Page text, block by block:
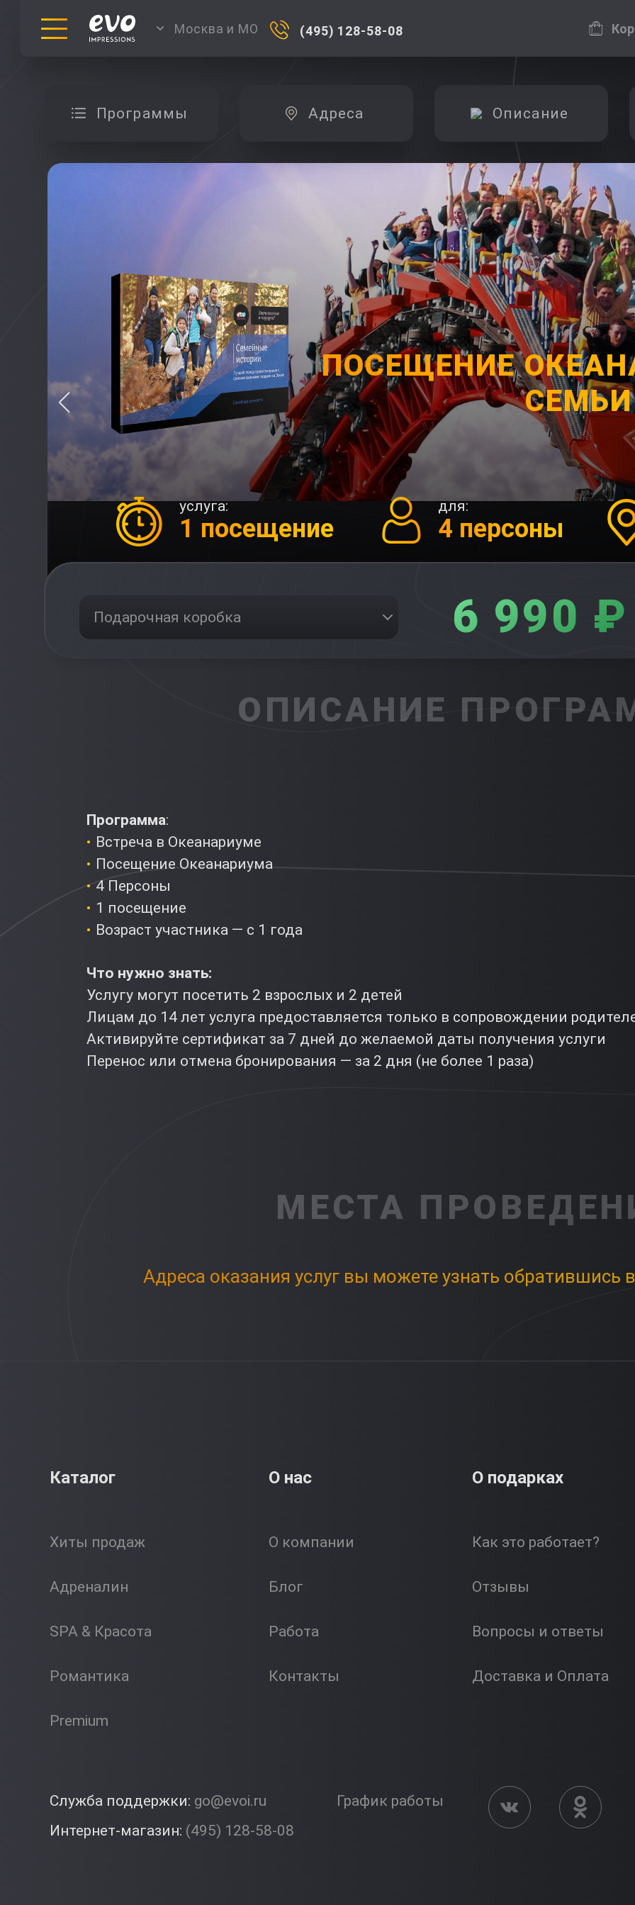
Москва и МО (495) 128-58-08
Программы Адреса Описание
ПОСЕЩЕНИЕ
СЕМЬИ
услуга:
1 посещение
для:
4 персоны
Подарочная коробка 6 990 ₽
ОПИСАНИЕ
Программа:
Встреча в Океанариуме
Посещение Океанариума
4 Персоны
1 посещение
Возраст участника — с 1 года
Что нужно знать:
Услугу могут посетить 2 взрослых и 2 детей
Лицам до 14 лет услуга предоставляется только в сопровождении
Активируйте сертификат за 7 дней до желаемой даты получения услуги
Перенос или отмена бронирования — за 2 дня (не более 1 раза)
МЕСТА
Адреса оказания услуг вы можете узнать обратившись
Каталог
Хиты продаж
Адреналин
SPA & Красота
Романтика
Premium
О нас
О компании
Блог
Работа
Контакты
О подарках
Как это работает?
Отзывы
Вопросы и ответы
Доставка и Оплата
Служба поддержки: go@evoi.ru
Интернет-магазин: (495) 128-58-08
График работы